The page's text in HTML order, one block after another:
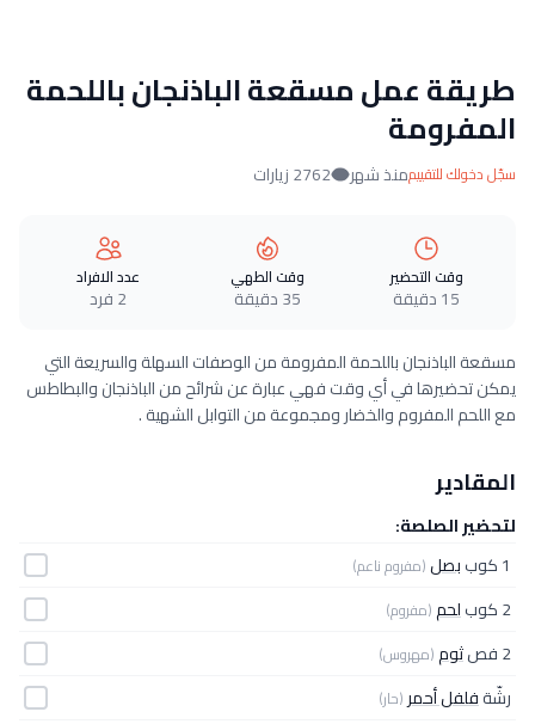
طريقة عمل مسقعة الباذنجان باللحمة
المفرومة
سجّل دخولك للتقييممنذ شهر 2762 زيارات
وقت التحضير
15 دقيقة
وقت الطهي
35 دقيقة
عدد الافراد
2 فرد
مسقعة الباذنجان باللحمة المفرومة من الوصفات السهلة والسريعة التي
يمكن تحضيرها في أي وقت فهي عبارة عن شرائح من الباذنجان والبطاطس
مع اللحم المفروم والخضار ومجموعة من التوابل الشهية .
المقادير
لتحضير الصلصة:
1 كوب
بصل(مفروم ناعم)
2 كوب لحم(مفروم)
2 فص ثوم(مهروس)
رشّةفلفل أحمر (حار)